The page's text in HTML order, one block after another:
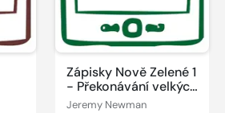
Zápisky Nově Zelené 1
- Překonávání velkých
výšek
Jeremy Newman